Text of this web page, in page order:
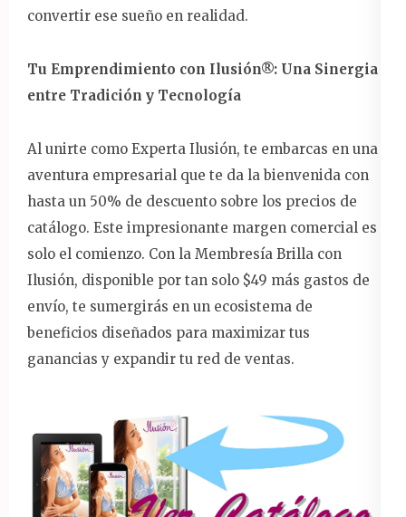
convertir ese sueño en realidad.
Tu Emprendimiento con Ilusión®: Una Sinergia
entre Tradición y Tecnología
Al unirte como Experta Ilusión, te embarcas en una
aventura empresarial que te da la bienvenida con
hasta un 50% de descuento sobre los precios de
catálogo. Este impresionante margen comercial es
solo el comienzo. Con la Membresía Brilla con
Ilusión, disponible por tan solo $49 más gastos de
envío, te sumergirás en un ecosistema de
beneficios diseñados para maximizar tus
ganancias y expandir tu red de ventas.